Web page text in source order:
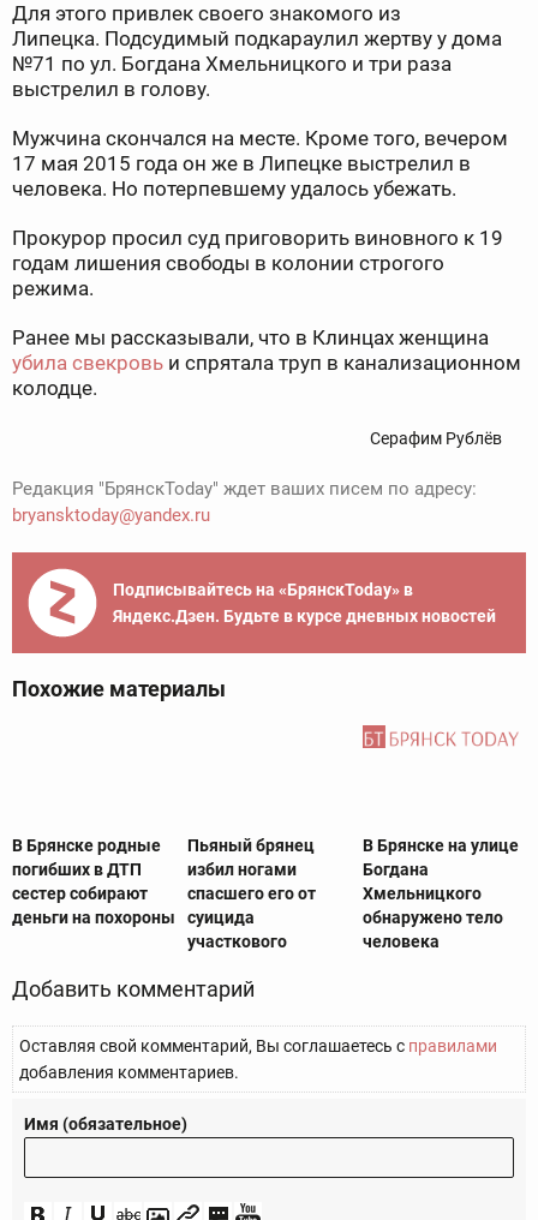
Для этого привлек своего знакомого из
Липецка. Подсудимый подкараулил жертву у дома
№71 по ул. Богдана Хмельницкого и три раза
выстрелил в голову.
Мужчина скончался на месте. Кроме того, вечером
17 мая 2015 года он же в Липецке выстрелил в
человека. Но потерпевшему удалось убежать.
Прокурор просил суд приговорить виновного к 19
годам лишения свободы в колонии строгого
режима.
Ранее мы рассказывали, что в Клинцах женщина
убила свекровь и спрятала труп в канализационном
колодце.
Серафим Рублёв
Редакция "БрянскToday" ждет ваших писем по адресу:
bryansktoday@yandex.ru
Подписывайтесь на «БрянскToday» в
Яндекс.Дзен. Будьте в курсе дневных новостей
Похожие материалы
В Брянске родные
погибших в ДТП
сестер собирают
деньги на похороны
Пьяный брянец
избил ногами
спасшего его от
суицида
участкового
В Брянске на улице
Богдана
Хмельницкого
обнаружено тело
человека
Добавить комментарий
Оставляя свой комментарий, Вы соглашаетесь с правилами
добавления комментариев.
Имя (обязательное)